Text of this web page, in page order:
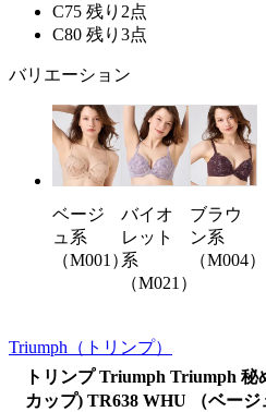
C75 残り2点
C80 残り3点
バリエーション
ベージ
ュ系
（M001）
バイオ
レット
系
（M021）
ブラウ
ン系
（M004）
Triumph （トリンプ）
トリンプ Triumph Triumph 秘
カップ) TR638 WHU （ベージ